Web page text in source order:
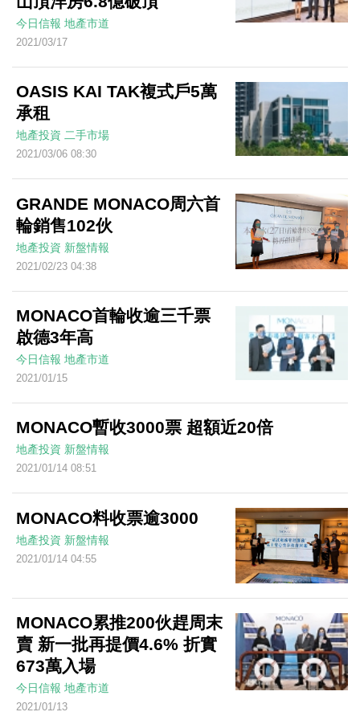
今日信報 地產市道
2021/03/17
OASIS KAI TAK複式戶5萬
承租
地產投資 二手市場
2021/03/06 08:30
GRANDE MONACO周六首
輪銷售102伙
地產投資 新盤情報
2021/02/23 04:38
MONACO首輪收逾三千票
啟德3年高
今日信報 地產市道
2021/01/15
MONACO暫收3000票 超額近20倍
地產投資 新盤情報
2021/01/14 08:51
MONACO料收票逾3000
地產投資 新盤情報
2021/01/14 04:55
MONACO累推200伙趕周末
賣 新一批再提價4.6% 折實
673萬入場
今日信報 地產市道
2021/01/13